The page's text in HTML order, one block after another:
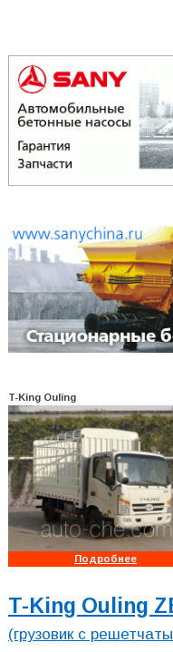
T-King Ouling
Подробнее
T-King Ouling
(грузовик с